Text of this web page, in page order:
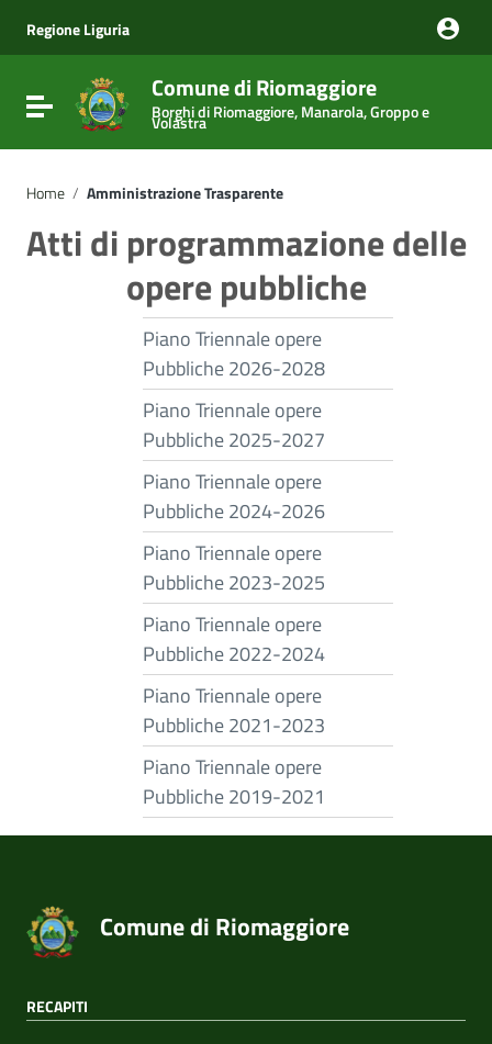
Vai al menu di navigazione
Vai al footer
Regione Liguria
Attiva / disattiva la navigazione
Comune di Riomaggiore
Borghi di Riomaggiore, Manarola, Groppo e
Volastra
Home / Amministrazione Trasparente
Atti di programmazione delle
opere pubbliche
Piano Triennale opere
Pubbliche 2026-2028
Piano Triennale opere
Pubbliche 2025-2027
Piano Triennale opere
Pubbliche 2024-2026
Piano Triennale opere
Pubbliche 2023-2025
Piano Triennale opere
Pubbliche 2022-2024
Piano Triennale opere
Pubbliche 2021-2023
Piano Triennale opere
Pubbliche 2019-2021
Comune di Riomaggiore
RECAPITI